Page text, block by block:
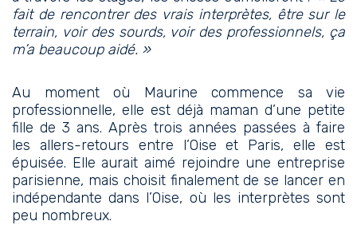
fait de rencontrer des vrais interprètes, être sur le
terrain, voir des sourds, voir des professionnels, ça
m’a beaucoup aidé. »
Au moment où Maurine commence sa vie
professionnelle, elle est déjà maman d’une petite
fille de 3 ans. Après trois années passées à faire
les allers-retours entre l’Oise et Paris, elle est
épuisée. Elle aurait aimé rejoindre une entreprise
parisienne, mais choisit finalement de se lancer en
indépendante dans l’Oise, où les interprètes sont
peu nombreux.